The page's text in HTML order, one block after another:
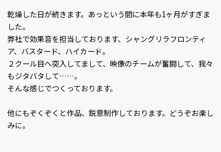
乾燥した日が続きます。あっという間に本年も1ヶ月がすぎま
した。
弊社で効果音を担当しております、シャングリラフロンティ
ア、バスタード、ハイカード。
２クール目へ突入してまして、映像のチームが奮闘して、我々
もジタバタして……。
そんな感じでつくっております。
他にもぞくぞくと作品、鋭意制作しております。どうぞお楽し
みに。